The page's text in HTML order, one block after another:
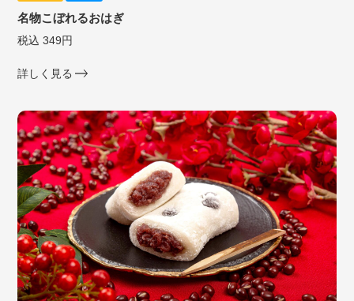
名物こぼれるおはぎ
税込 349円
詳しく見る